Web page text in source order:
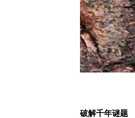
破解千年谜题